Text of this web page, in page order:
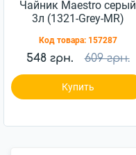
Чайник Maestro серый
3л (1321-Grey-MR)
Код товара: 157287
548 грн. 609 грн.
Купить